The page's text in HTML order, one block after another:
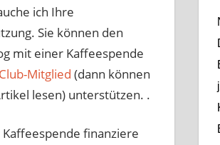
ich Ihre
Sie können den
mit einer Kaffeespende
Club-Mitglied (dann können
lesen) unterstützen. .
finanziere